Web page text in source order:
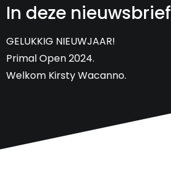
In deze nieuwsbrief
GELUKKIG NIEUWJAAR!
Primal Open 2024.
Welkom Kirsty Wacanno.